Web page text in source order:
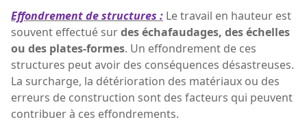
Effondrement de structures : Le travail en hauteur est
souvent effectué surdes échafaudages, des échelles
ou des plates-formes. Un effondrement de ces
structures peut avoir des conséquences désastreuses.
La surcharge, la détérioration des matériaux ou des
erreurs de construction sont des facteurs qui peuvent
contribuer à ces effondrements.